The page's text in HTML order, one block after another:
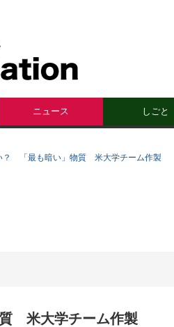
ニュース しごと
？ 「最も暗い」物質 米大学チーム作製
米大学チーム作製